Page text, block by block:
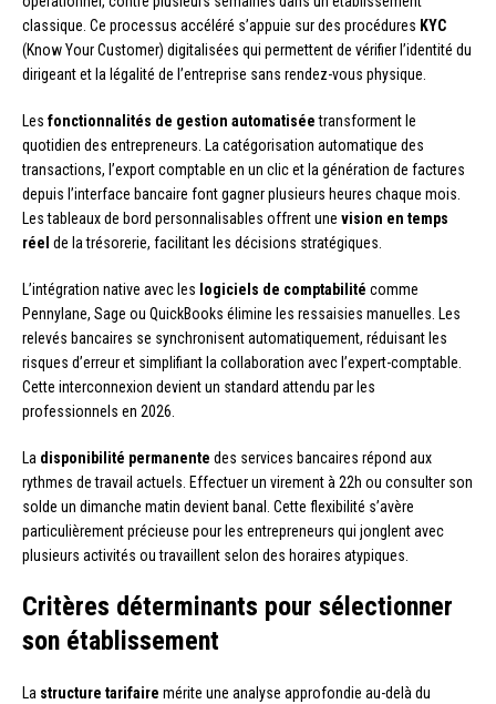
classique. Ce processus accéléré s’appuie sur des procédures KYC
(Know Your Customer) digitalisées qui permettent de vérifier l’identité du
dirigeant et la légalité de l’entreprise sans rendez-vous physique.
Les fonctionnalités de gestion automatiséetransforment le
quotidien des entrepreneurs. La catégorisation automatique des
transactions, l’export comptable en un clic et la génération de factures
depuis l’interface bancaire font gagner plusieurs heures chaque mois.
Les tableaux de bord personnalisables offrent une vision en temps
réel de la trésorerie, facilitant les décisions stratégiques.
L’intégration native avec les logiciels de comptabilité comme
Pennylane, Sage ou QuickBooks élimine les ressaisies manuelles. Les
relevés bancaires se synchronisent automatiquement, réduisant les
risques d’erreur et simplifiant la collaboration avec l’expert-comptable.
Cette interconnexion devient un standard attendu par les
professionnels en 2026.
La disponibilité permanente des services bancaires répond aux
rythmes de travail actuels. Effectuer un virement à 22h ou consulter son
solde un dimanche matin devient banal. Cette flexibilité s’avère
particulièrement précieuse pour les entrepreneurs qui jonglent avec
plusieurs activités ou travaillent selon des horaires atypiques.
Critères déterminants pour sélectionner
son établissement
La structure tarifaire mérite une analyse approfondie au-delà du